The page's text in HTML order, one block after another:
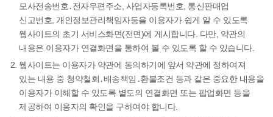
모사전송번호․전자우편주소, 사업자등록번호, 통신판매업
신고번호, 개인정보관리책임자등을 이용자가 쉽게 알 수 있도록
웹사이트의 초기 서비스화면(전면)에 게시합니다. 다만, 약관의
내용은 이용자가 연결화면을 통하여 볼 수 있도록 할 수 있습니다.
웹사이트는 이용자가 약관에 동의하기에 앞서 약관에 정하여져
있는 내용 중 청약철회․배송책임․환불조건 등과 같은 중요한 내용을
이용자가 이해할 수 있도록 별도의 연결화면 또는 팝업화면 등을
제공하여 이용자의 확인을 구하여야 합니다.